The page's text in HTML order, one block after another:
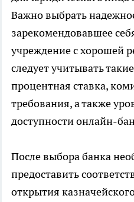
Важно выбрать
зарекомендовавшее
учреждение с хорошей
следует учитывать
процентная ставка,
требования, а также
доступности онлайн-
После выбора банка
предоставить
открытия